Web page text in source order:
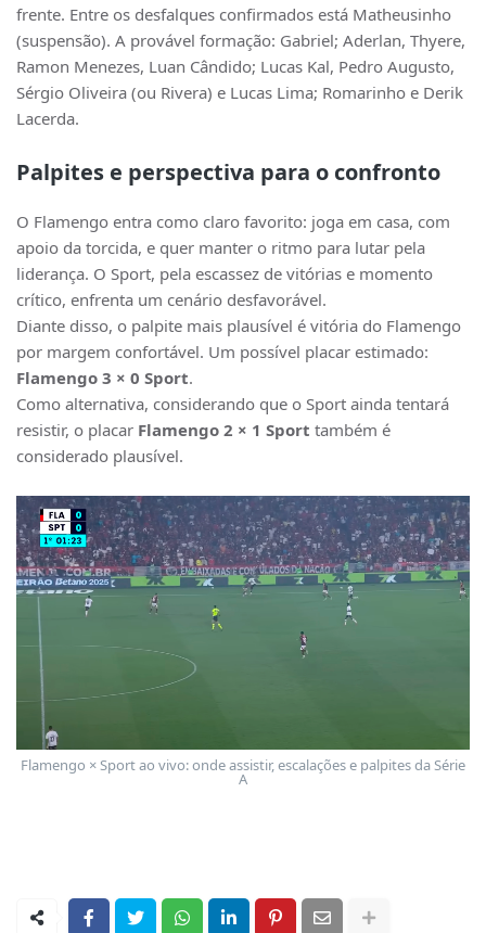
frente. Entre os desfalques confirmados está Matheusinho
(suspensão). A provável formação: Gabriel; Aderlan, Thyere,
Ramon Menezes, Luan Cândido; Lucas Kal, Pedro Augusto,
Sérgio Oliveira (ou Rivera) e Lucas Lima; Romarinho e Derik
Lacerda.
Palpites e perspectiva para o confronto
O Flamengo entra como claro favorito: joga em casa, com
apoio da torcida, e quer manter o ritmo para lutar pela
liderança. O Sport, pela escassez de vitórias e momento
crítico, enfrenta um cenário desfavorável.
Diante disso, o palpite mais plausível é vitória do Flamengo
por margem confortável. Um possível placar estimado:
Flamengo 3 × 0 Sport.
Como alternativa, considerando que o Sport ainda tentará
resistir, o placar Flamengo 2 × 1 Sport também é
considerado plausível.
Flamengo × Sport ao vivo: onde assistir, escalações e palpites da Série
A